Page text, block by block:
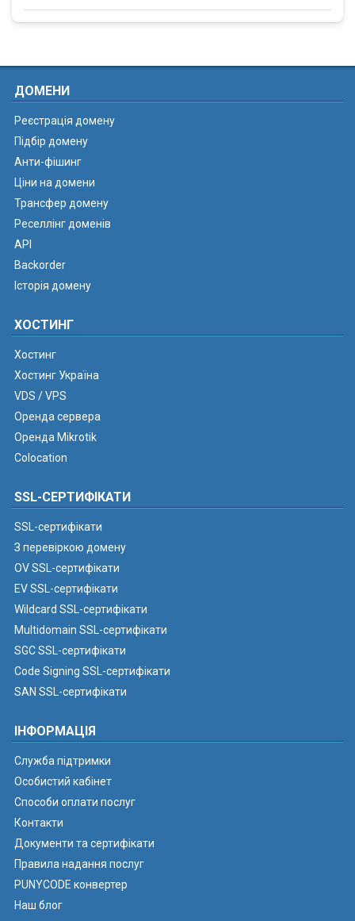
ДОМЕНИ
Реєстрація домену
Підбір домену
Анти-фішинг
Ціни на домени
Трансфер домену
Реселлінг доменів
API
Backorder
Історія домену
ХОСТИНГ
Хостинг
Хостинг Україна
VDS / VPS
Оренда сервера
Оренда Mikrotik
Colocation
SSL-СЕРТИФІКАТИ
SSL-сертифікати
З перевіркою домену
OV SSL-сертифікати
EV SSL-сертифікати
Wildcard SSL-сертифікати
Multidomain SSL-сертифікати
SGC SSL-сертифікати
Code Signing SSL-сертифікати
SAN SSL-сертифікати
ІНФОРМАЦІЯ
Служба підтримки
Особистий кабінет
Способи оплати послуг
Контакти
Документи та сертифікати
Правила надання послуг
PUNYCODE конвертер
Наш блог